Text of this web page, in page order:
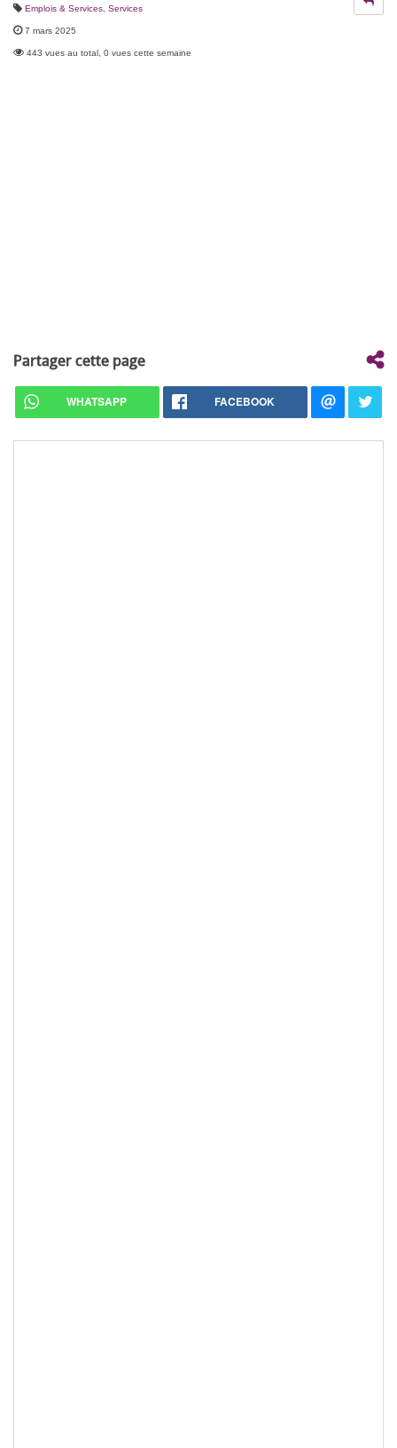
Emplois & Services Services
7 mars 2025
443 vues au total, 0 vues cette semaine
Partager cette page
WHATSAPP FACEBOOK